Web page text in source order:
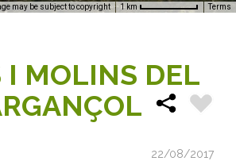
may be subject to copyright 1 km Terms
I MOLINS DEL
22/08/2017